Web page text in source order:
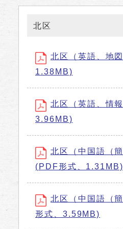
北区
北区（英語、地
1.38MB)
北区（英語、情
3.96MB)
北区（中国語（
(PDF形式、1.31MB)
北区（中国語（
形式、3.59MB)